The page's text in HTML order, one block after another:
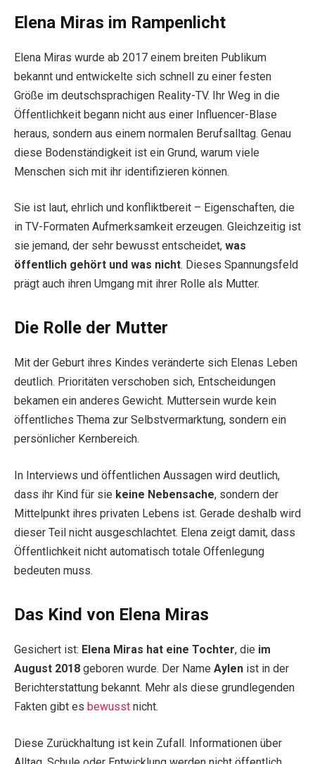
Elena Miras im Rampenlicht
Elena Miras wurde ab 2017 einem breiten Publikum
bekannt und entwickelte sich schnell zu einer festen
Größe im deutschsprachigen Reality-TV. Ihr Weg in die
Öffentlichkeit begann nicht aus einer Influencer-Blase
heraus, sondern aus einem normalen Berufsalltag. Genau
diese Bodenständigkeit ist ein Grund, warum viele
Menschen sich mit ihr identifizieren können.
Sie ist laut, ehrlich und konfliktbereit – Eigenschaften, die
in TV-Formaten Aufmerksamkeit erzeugen. Gleichzeitig ist
sie jemand, der sehr bewusst entscheidet, was
öffentlich gehört und was nicht. Dieses Spannungsfeld
prägt auch ihren Umgang mit ihrer Rolle als Mutter.
Die Rolle der Mutter
Mit der Geburt ihres Kindes veränderte sich Elenas Leben
deutlich. Prioritäten verschoben sich, Entscheidungen
bekamen ein anderes Gewicht. Muttersein wurde kein
öffentliches Thema zur Selbstvermarktung, sondern ein
persönlicher Kernbereich.
In Interviews und öffentlichen Aussagen wird deutlich,
dass ihr Kind für sie keine Nebensache, sondern der
Mittelpunkt ihres privaten Lebens ist. Gerade deshalb wird
dieser Teil nicht ausgeschlachtet. Elena zeigt damit, dass
Öffentlichkeit nicht automatisch totale Offenlegung
bedeuten muss.
Das Kind von Elena Miras
Gesichert ist: Elena Miras hat eine Tochter, die im
August 2018 geboren wurde. Der Name Aylen ist in der
Berichterstattung bekannt. Mehr als diese grundlegenden
Fakten gibt es bewusst nicht.
Diese Zurückhaltung ist kein Zufall. Informationen über